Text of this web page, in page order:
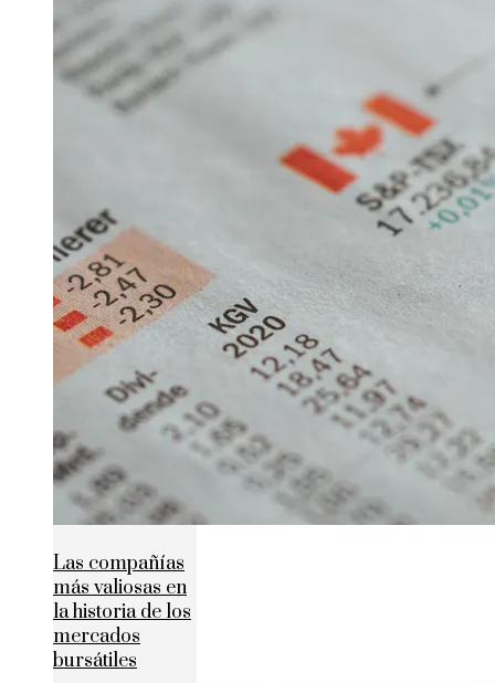
Las compañías
más valiosas en
la historia de los
mercados
bursátiles